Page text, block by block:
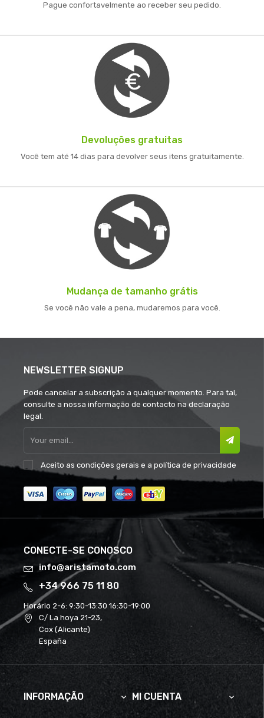
Pague confortavelmente ao receber seu pedido.
Devoluções gratuitas
Você tem até 14 dias para devolver seus itens gratuitamente.
Mudança de tamanho grátis
Se você não vale a pena, mudaremos para você.
NEWSLETTER SIGNUP
Pode cancelar a subscrição a qualquer momento. Para tal,
consulte a nossa informação de contacto na declaração
legal.
Aceito as condições gerais e a política de privacidade
CONECTE-SE CONOSCO
info@aristamoto.com
+34 966 75 11 80
Horário 2-6: 9:30-13:30 16:30-19:00
C/ La hoya 21-23,
Cox (Alicante)
España
INFORMAÇÃO  MI CUENTA 